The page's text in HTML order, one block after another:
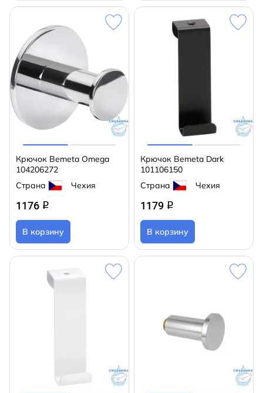
Крючок Bemeta Omega
104206272
Страна
Чехия
1176 q
В корзину
Крючок Bemeta Dark
101106150
Страна
Чехия
1179 q
В корзину